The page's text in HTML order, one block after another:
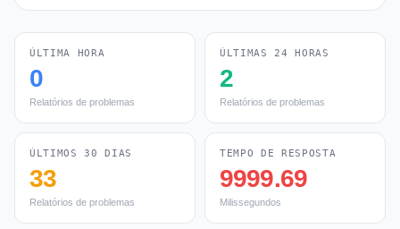
ÚLTIMA HORA
0
Relatórios de problemas
ÚLTIMAS 24 HORAS
2
Relatórios de problemas
ÚLTIMOS 30 DIAS
33
Relatórios de problemas
TEMPO DE RESPOSTA
9999.69
Milissegundos